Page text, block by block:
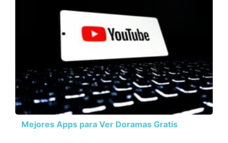
Mejores Apps para Ver Doramas Gratis